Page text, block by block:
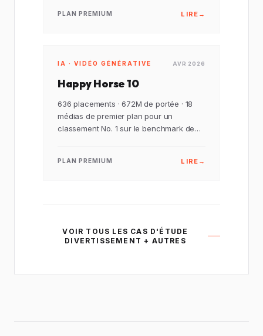
PLAN PREMIUM LIRE →
IA · VIDÉO GÉNÉRATIVE AVR 2026
Happy Horse 10
636 placements · 672M de portée · 18
médias de premier plan pour un
classement No. 1 sur le benchmark de
PLAN PREMIUM LIRE →
VOIR TOUS LES CAS D'ÉTUDE
DIVERTISSEMENT + AUTRES